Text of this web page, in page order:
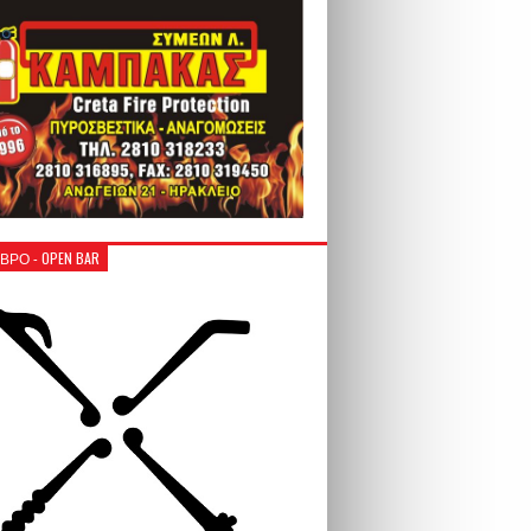
- OPEN BAR